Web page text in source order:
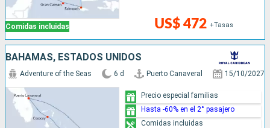
Comidas incluidas US$ 472 +Tasas
BAHAMAS, ESTADOS UNIDOS
Adventure of the Seas 6 d Puerto Canaveral 15/10/2027
Precio especial familias
Hasta -60% en el 2° pasajero
Comidas incluidas